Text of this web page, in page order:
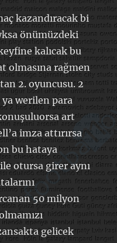
kazandıracak bi
önümüzdeki
kalıcak bu
olmasına rağmen
2. oyuncusu. 2
werilen para
art
imza attırırsa
bu hataya
otursa girer aynı
50 milyon
gelicek